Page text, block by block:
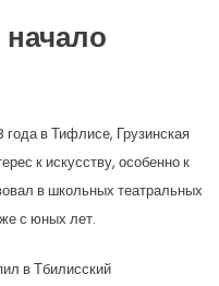
в Тифлисе, Грузинская
к искусству, особенно к
в школьных театральных
с юных лет.
в Тбилисский